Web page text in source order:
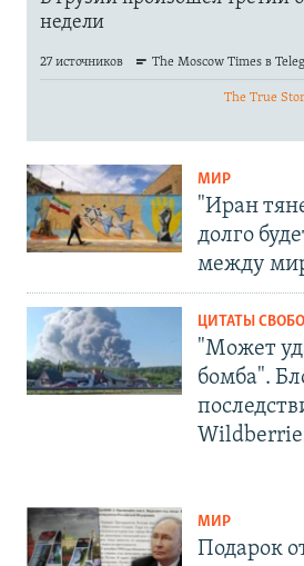
МИР
"Иран
долго
между
ЦИТАТЫ
"Может
бомба".
МИР
Подарок